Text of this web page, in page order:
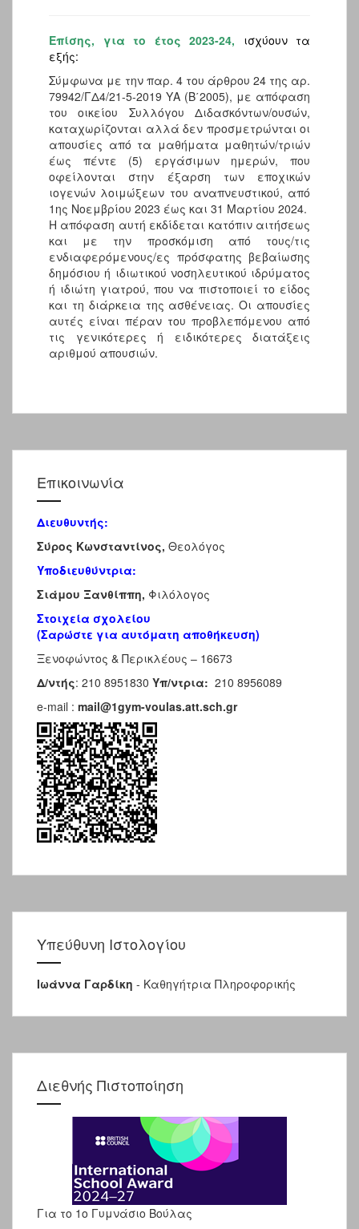
Επίσης, για το έτος 2023-24, ισχύουν τα
εξής:
Σύμφωνα με την παρ. 4 του άρθρου 24 της αρ.
79942/ΓΔ4/21-5-2019 ΥΑ (Β΄2005), με απόφαση
του οικείου Συλλόγου Διδασκόντων/ουσών,
καταχωρίζονται αλλά δεν προσμετρώνται οι
απουσίες από τα μαθήματα μαθητών/τριών
έως πέντε (5) εργάσιμων ημερών, που
οφείλονται στην έξαρση των εποχικών
ιογενών λοιμώξεων του αναπνευστικού, από
1ης Νοεμβρίου 2023 έως και 31 Μαρτίου 2024.
Η απόφαση αυτή εκδίδεται κατόπιν αιτήσεως
και με την προσκόμιση από τους/τις
ενδιαφερόμενους/ες πρόσφατης βεβαίωσης
δημόσιου ή ιδιωτικού νοσηλευτικού ιδρύματος
ή ιδιώτη γιατρού, που να πιστοποιεί το είδος
και τη διάρκεια της ασθένειας. Οι απουσίες
αυτές είναι πέραν του προβλεπόμενου από
τις γενικότερες ή ειδικότερες διατάξεις
αριθμού απουσιών.
Επικοινωνία
Διευθυντής:
Σύρος Κωνσταντίνος, Θεολόγος
Υποδιευθύντρια:
Σιάμου Ξανθίππη, Φιλόλογος
Στοιχεία σχολείου
(Σαρώστε για αυτόματη αποθήκευση)
Ξενοφώντος & Περικλέους – 16673
Δ/ντής: 210 8951830 Υπ/ντρια: 210 8956089
e-mail : mail@1gym-voulas.att.sch.gr
Υπεύθυνη Ιστολογίου
Ιωάννα Γαρδίκη - Καθηγήτρια Πληροφορικής
Διεθνής Πιστοποίηση
Για το 1ο Γυμνάσιο Βούλας